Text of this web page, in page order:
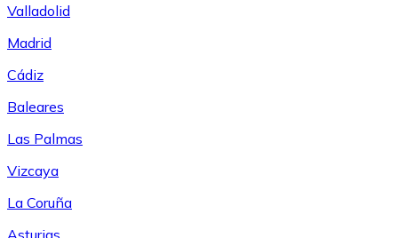
Valladolid
Madrid
Cádiz
Baleares
Las Palmas
Vizcaya
La Coruña
Asturias